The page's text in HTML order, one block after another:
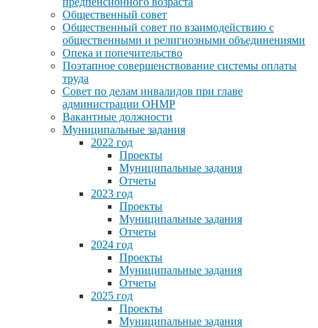
Общественный совет
Общественный совет по взаимодействию с
общественными и религиозными объединениями
Опека и попечительство
Поэтапное совершенствование системы оплаты
труда
Совет по делам инвалидов при главе
администрации ОНМР
Вакантные должности
Муниципальные задания
2022 год
Проекты
Муниципальные задания
Отчеты
2023 год
Проекты
Муниципальные задания
Отчеты
2024 год
Проекты
Муниципальные задания
Отчеты
2025 год
Проекты
Муниципальные задания